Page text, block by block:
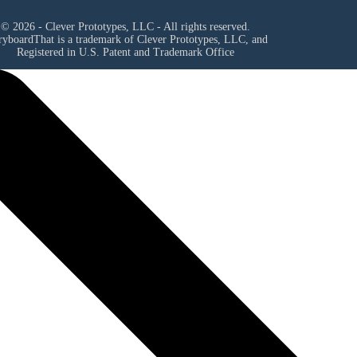
© 2026 - Clever Prototypes, LLC - All rights reserved.
is a trademark of Clever Prototypes, LLC, and
Registered in U.S. Patent and Trademark Office